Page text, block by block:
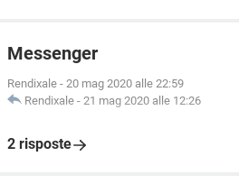
Messenger
Rendixale - 20 mag 2020 alle 22:59
Rendixale - 21 mag 2020 alle 12:26
2 risposte